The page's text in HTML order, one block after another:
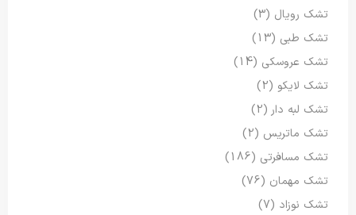
تشک رویال (3)
تشک طبی (13)
تشک عروسکی (14)
تشک لایکو (2)
تشک لبه دار(2)
تشک ماتریس (2)
تشک مسافرتی (186)
تشک مهمان (76)
تشک نوزاد (7)